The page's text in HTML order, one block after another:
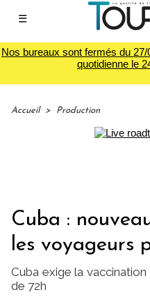
☰
Nos bureaux sont fermés du
quotidienne le
Accueil > Production
Cuba :
les voyageurs
Cuba exige la
de 72h